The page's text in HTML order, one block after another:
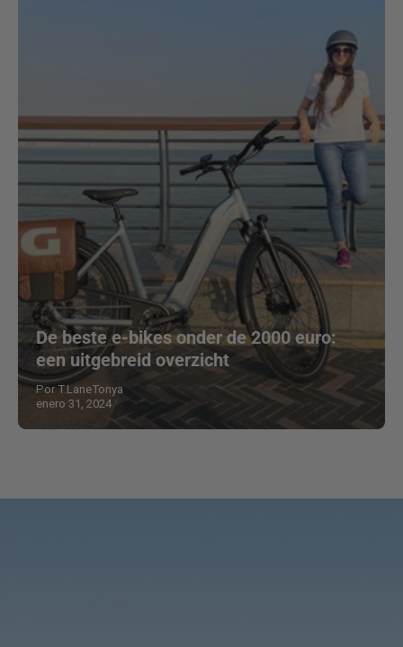
De beste e-bikes onder de 2000 euro:
een uitgebreid overzicht
Por T.LaneTonya
enero 31, 2024